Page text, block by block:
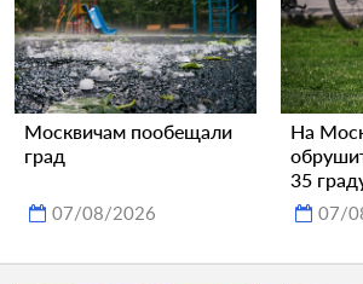
Москвичам пообещали
град
07/08/2026
На
35
07/